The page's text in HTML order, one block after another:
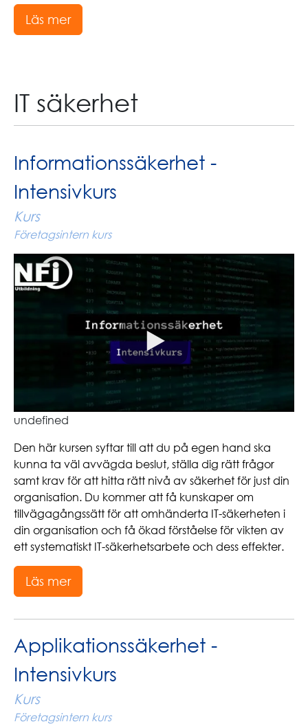
Läs mer
IT säkerhet
Informationssäkerhet -
Intensivkurs
Kurs
Företagsintern kurs
undefined
Den här kursen syftar till att du på egen hand ska
kunna ta väl avvägda beslut, ställa dig rätt frågor
samt krav för att hitta rätt nivå av säkerhet för just din
organisation. Du kommer att få kunskaper om
tillvägagångssätt för att omhänderta IT-säkerheten i
din organisation och få ökad förståelse för vikten av
ett systematiskt IT-säkerhetsarbete och dess effekter.
Läs mer
Applikationssäkerhet -
Intensivkurs
Kurs
Företagsintern kurs